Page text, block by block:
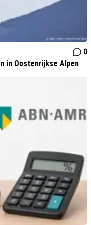
0
in Oostenrijkse Alpen